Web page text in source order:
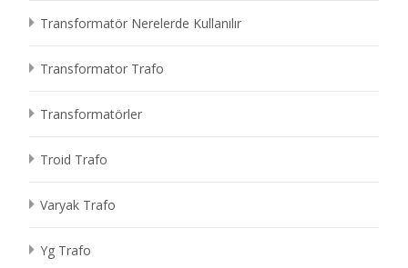
Transformatör Nerelerde Kullanılır
Transformator Trafo
Transformatörler
Troid Trafo
Varyak Trafo
Yg Trafo